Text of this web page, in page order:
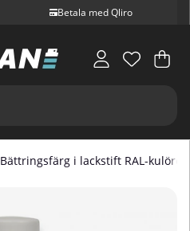
Betala med Qliro
.
Bättringsfärg i lackstift RAL-kulörer